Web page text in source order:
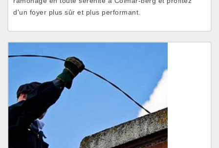
d'un foyer plus sûr et plus performant.